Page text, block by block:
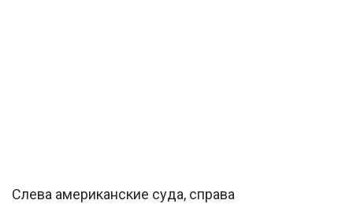
Слева американские суда, справа